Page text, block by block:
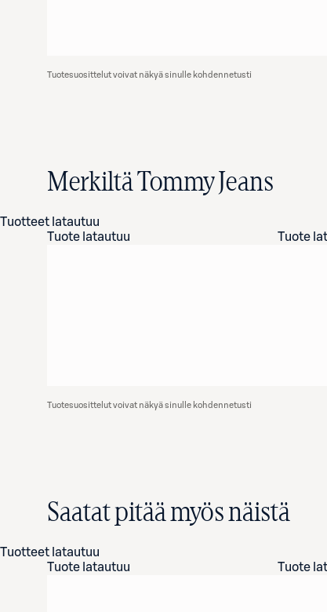
Tuotesuosittelut voivat näkyä sinulle kohdennetusti
Merkiltä Tommy Jeans
Tuotteet latautuu
Tuote latautuu
Tuote
Tuotesuosittelut voivat näkyä sinulle kohdennetusti
Saatat pitää myös näistä
Tuotteet latautuu
Tuote latautuu
Tuote